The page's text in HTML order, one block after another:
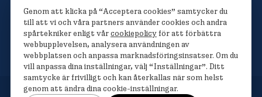
Våra bröd
Polarmetoden
Genom att klicka på “Acceptera cookies” samtycker du
till att vi och våra partners använder cookies och andra
spårtekniker enligt vårcookiepolicyför att förbättra
webbupplevelsen, analysera användningen av
webbplatsen och anpassa marknadsföringsinsatser. Om du
vill anpassa dina inställningar, välj “Inställningar”. Ditt
samtycke är frivilligt och kan återkallas när som helst
genom att ändra dina cookie-inställningar.